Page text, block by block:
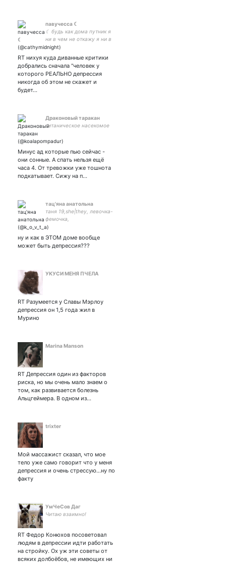
павучесса ☾
☾ будь как дома путник я
ни в чем не откажу я ни в
чем не откажу я ни в чем
историй коль желаешь
расскажу ☾ парная со ☾
RT нихуя куда диванные критики
добрались сначала "человек у
которого РЕАЛЬНО депрессия
никогда об этом не скажет и
будет…
Драконовый таракан
титаническое насекомое
Минус ад которые пью сейчас -
они сонные. А спать нельзя ещё
часа 4. От тревожки уже тошнота
подкатывает. Сижу на п…
тац'яна анатольна
таня 19,she|they, левочка-
фемочка,
фундаментальная|
лЕньгвистка|журналистка
(чуток)
ну и как в ЭТОМ доме вообще
может быть депрессия???
УКУСИ МЕНЯ ПЧЕЛА
RT Разумеется у Славы Мэрлоу
депрессия он 1,5 года жил в
Мурино
Marina Manson
RT Депрессия один из факторов
риска, но мы очень мало знаем о
том, как развивается болезнь
Альцгеймера. В одном из…
trixter
Мой массажист сказал, что мое
тело уже само говорит что у меня
депрессия и очень стрессую…ну по
факту
УмЧеСов Даг
Читаю взаимно!
RT Федор Конюхов посоветовал
людям в депрессии идти работать
на стройку. Ох уж эти советы от
всяких долбоёбов, не имеющих ни